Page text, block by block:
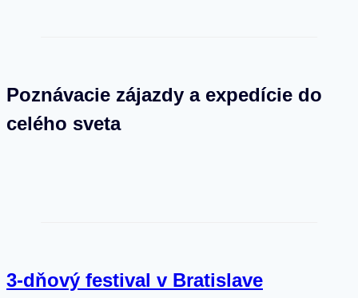
Poznávacie zájazdy a expedície do
celého sveta
3-dňový festival v Bratislave